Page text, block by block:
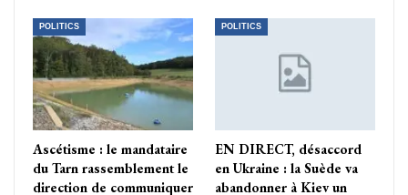
POLITICS
Ascétisme : le mandataire
du Tarn rassemblement le
direction de communiquer
POLITICS
EN DIRECT, désaccord
en Ukraine : la Suède va
abandonner à Kiev un